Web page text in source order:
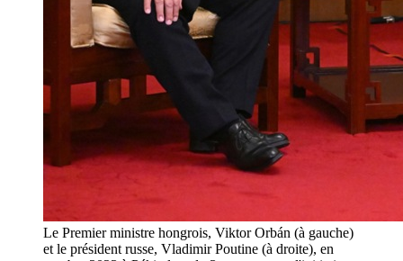
Le Premier ministre hongrois, Viktor Orbán (à gauche)
et le président russe, Vladimir Poutine (à droite), en